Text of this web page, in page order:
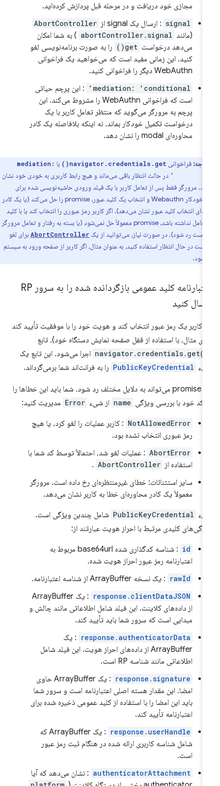
مجازی خود دریافت و در مرحله قبل پردازش کرده‌اید.
signal : ارسال یک signal از AbortController
(مانند abortController.signal ) به شما امکان
می‌دهد درخواست get()
را به صورت برنامه‌نویسی لغو
کنید. این زمانی مفید است که می‌خواهید یک فراخوانی
WebAuthn دیگر را فراخوانی کنید.
mediation: 'conditional'
: این پرچم حیاتی
است که فراخوانی WebAuthn را مشروط می‌کند. این
پرچم به مرورگر می‌گوید که منتظر تعامل کاربر با یک
درخواست تکمیل خودکار بماند، نه اینکه بلافاصله یک کادر
محاوره‌ای modal را نشان دهد.
فراخوانیnavigator.credentials.get() باmediation:
در حالت انتظار باقی می‌ماند و هیچ رابط کاربری به خودی خود نشان
مرورگر فقط پس از تعامل کاربر با یک فیلد ورودی حاشیه‌نویسی شده برای
تکمیل خودکار Webauthn و انتخاب یک کلید عبور، promise را حل می‌کند (یا یک کادر
انتخاب کلید عبور نشان می‌دهد). اگر کاربر رمز عبوری را انتخاب کند یا با کلید
عبور تعامل نداشته باشد، promise معمولاً حل نمی‌شود (یا بسته به رفتار و تعامل مرورگر
است رد شود). در صورت نیاز، می‌توانید از یک AbortControllerبرای لغو
در حال انتظار استفاده کنید، به عنوان مثال، اگر کاربر از صفحه ورود به سیستم
اعتبارنامه کلید عمومی بازگردانده شده را به سرور RP
کنید
کاربر یک رمز عبور انتخاب کند و هویت خود را با موفقیت تأیید کند
مثال، با استفاده از قفل صفحه نمایش دستگاه خود)، تابع
navigator.credentials.get() ‎ اجرا می‌شود. این تابع یک
PublicKeyCredential را به فرانت‌اند شما برمی‌گرداند.
این promise می‌تواند به دلایل مختلف رد شود. شما باید این خطاها را
کد خود با بررسی ویژگی name از شیء Error مدیریت کنید:
NotAllowedError : کاربر عملیات را لغو کرد، یا هیچ
رمز عبوری انتخاب نشده بود.
AbortError : عملیات لغو شد، احتمالاً توسط کد شما با
استفاده از AbortController
.
سایر استثنائات: خطای غیرمنتظره‌ای رخ داده است. مرورگر
معمولاً یک کادر محاوره‌ای خطا به کاربر نشان می‌دهد.
PublicKeyCredential شامل چندین ویژگی است.
کلیدی مرتبط با احراز هویت عبارتند از:
id
: شناسه کدگذاری شده base64url مربوط به
اعتبارنامه رمز عبور احراز هویت شده.
rawId : یک نسخه ArrayBuffer از شناسه اعتبارنامه.
response.clientDataJSON
: یک ArrayBuffer
از داده‌های کلاینت. این فیلد شامل اطلاعاتی مانند چالش و
مبدایی است که سرور شما باید تأیید کند.
response.authenticatorData : یک
ArrayBuffer از داده‌های احراز هویت. این فیلد شامل
اطلاعاتی مانند شناسه RP است.
response.signature
: یک ArrayBuffer حاوی
امضا. این مقدار هسته اصلی اعتبارنامه است و سرور شما
باید این امضا را با استفاده از کلید عمومی ذخیره شده برای
اعتبارنامه تأیید کند.
response.userHandle
: یک ArrayBuffer که
شامل شناسه کاربری ارائه شده در هنگام ثبت رمز عبور
است.
authenticatorAttachment : نشان می‌دهد که آیا